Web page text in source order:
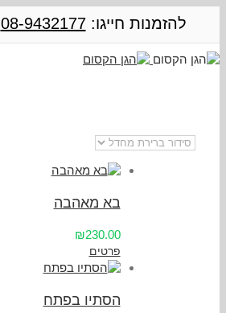
להזמנות חייגו:08-9432177 כל הזרים
בא מאהבה
₪230.00
פרטים
הסתיו בפתח